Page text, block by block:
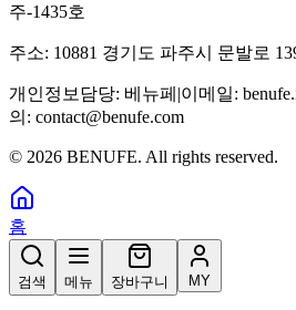
주-1435호
주소: 10881 경기도 파주시 문발로
개인정보담당: 베뉴페 |이메일:
의: contact@benufe.com
© 2026 BENUFE. All rights reserved.
홈
검색 메뉴 장바구니 MY